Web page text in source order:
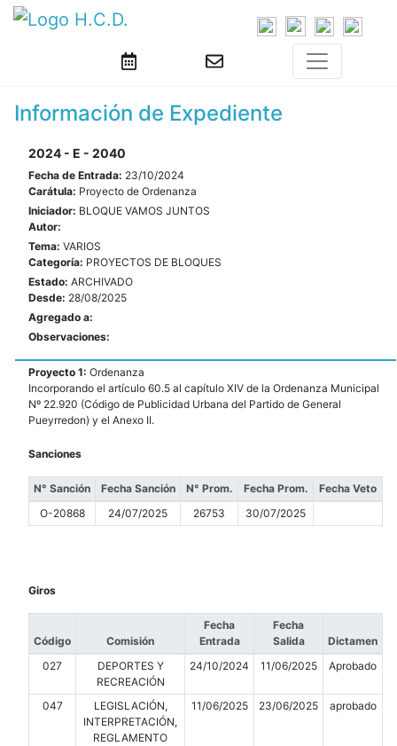
Información de Expediente
2024 - E - 2040
Fecha de Entrada: 23/10/2024
Carátula: Proyecto de Ordenanza
Iniciador: BLOQUE VAMOS JUNTOS
Autor:
Tema: VARIOS
Categoría: PROYECTOS DE BLOQUES
Estado: ARCHIVADO
Desde: 28/08/2025
Agregado a:
Observaciones:
Proyecto 1: Ordenanza
Incorporando el artículo 60.5 al capítulo XIV de la Ordenanza Municipal
Nº 22.920 (Código de Publicidad Urbana del Partido de General
Pueyrredon) y el Anexo II.
Sanciones
N° Sanción Fecha Sanción N° Prom. Fecha Prom.
Fecha Veto
O-20868
24/07/2025 26753 30/07/2025
Giros
Código Comisión
Fecha
Entrada
Fecha
Salida
Dictamen
027
DEPORTES Y
RECREACIÓN
24/10/2024 11/06/2025 Aprobado
047
LEGISLACIÓN,
INTERPRETACIÓN,
REGLAMENTO
11/06/2025 23/06/2025 aprobado